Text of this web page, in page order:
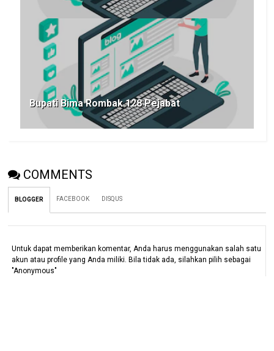
Bupati Bima Rombak 128 Pejabat
COMMENTS
BLOGGER FACEBOOK DISQUS
Untuk dapat memberikan komentar, Anda harus menggunakan salah satu
akun atau profile yang Anda miliki. Bila tidak ada, silahkan pilih sebagai
"Anonymous"